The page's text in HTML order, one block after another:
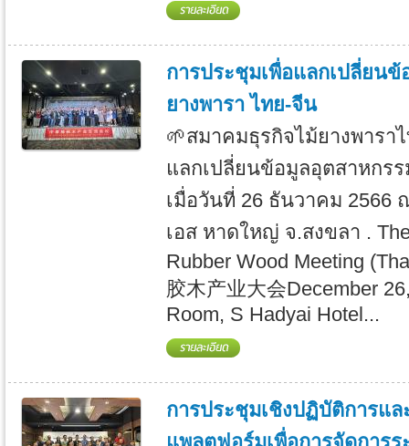
การประชุมเพื่อแลกเปลี่ยน
ยางพารา ไทย-จีน
🌱สมาคมธุรกิจไม้ยางพารา
แลกเปลี่ยนข้อมูลอุตสาหกร
เมื่อวันที่ 26 ธันวาคม 2566
เอส หาดใหญ่ จ.สงขลา .
Rubber Wood Meeting
胶木产业大会December
Room, S Hadyai Hotel...
การประชุมเชิงปฏิบัติการแล